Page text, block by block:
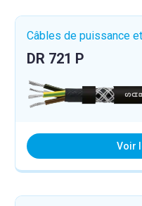
Câbles de puissance
DR 721 P
Voir